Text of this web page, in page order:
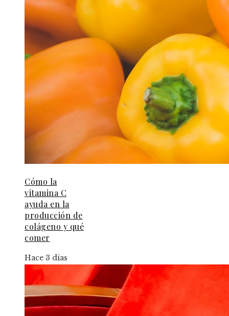
Cómo la
vitamina C
ayuda en la
producción de
colágeno y qué
comer
Hace 3 días